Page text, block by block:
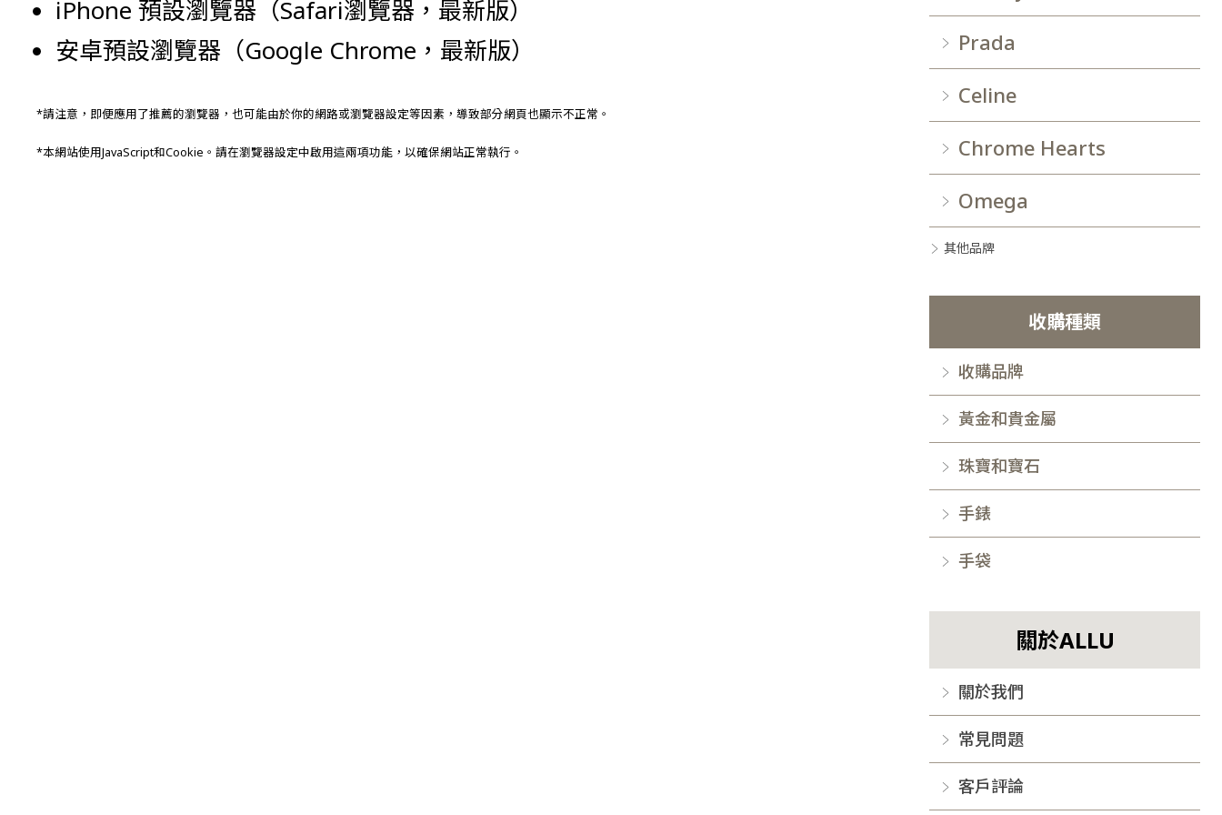
iPhone 預設瀏覽器（Safari瀏覽器，最新版）
安卓預設瀏覽器（Google Chrome，最新版）
*請注意，即便應用了推薦的瀏覽器，也可能由於你的網路或瀏覽器設定等因素，導致部分網頁也顯示不正常。
*本網站使用JavaScript和Cookie。請在瀏覽器設定中啟用這兩項功能，以確保網站正常執行。
Prada
Celine
Chrome Hearts
Omega
其他品牌
收購種類
收購品牌
黃金和貴金屬
珠寶和寶石
手錶
手袋
關於ALLU
關於我們
常見問題
客戶評論